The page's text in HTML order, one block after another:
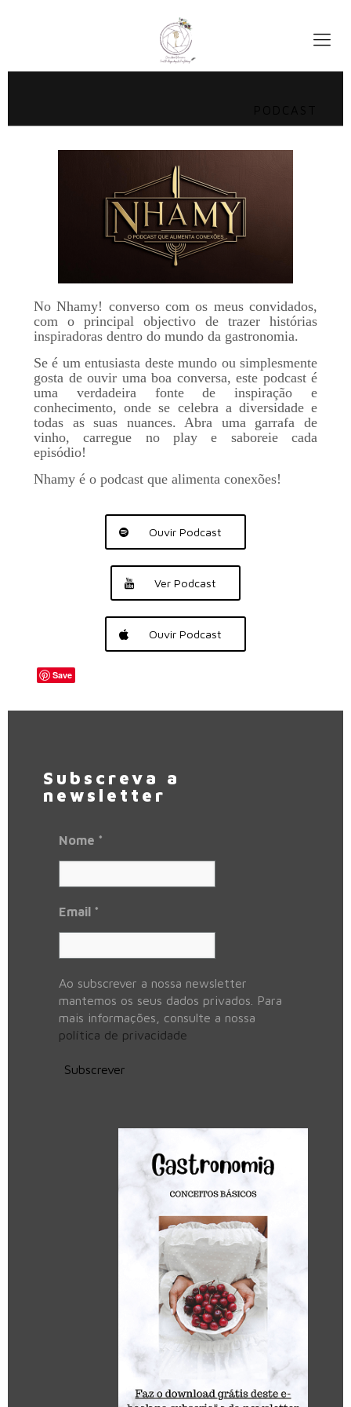
No Nhamy! converso com os meus convidados,
com o principal objectivo de trazer histórias
inspiradoras dentro do mundo da gastronomia.
Se é um entusiasta deste mundo ou simplesmente
gosta de ouvir uma boa conversa, este podcast é
uma verdadeira fonte de inspiração e
conhecimento, onde se celebra a diversidade e
todas as suas nuances. Abra uma garrafa de
vinho, carregue no play e saboreie cada
episódio!
Nhamy é o podcast que alimenta conexões!
Ouvir Podcast
Ver Podcast
Ouvir Podcast
Save
Subscreva a
newsletter
Nome *
Email *
Ao subscrever a nossa newsletter
mantemos os seus dados privados. Para
mais informações, consulte a nossa
política de privacidade